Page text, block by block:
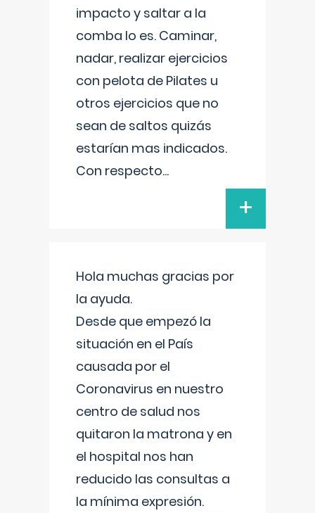
impacto y saltar a la
comba lo es. Caminar,
nadar, realizar ejercicios
con pelota de Pilates u
otros ejercicios que no
sean de saltos quizás
estarían mas indicados.
Con respecto...
+
Hola muchas gracias por
la ayuda.
Desde que empezó la
situación en el País
causada por el
Coronavirus en nuestro
centro de salud nos
quitaron la matrona y en
el hospital nos han
reducido las consultas a
la mínima expresión.